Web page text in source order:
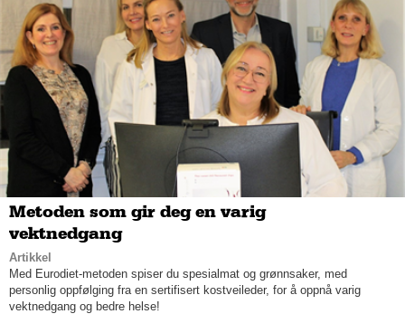
Metoden som gir deg en varig
vektnedgang
Artikkel
Med Eurodiet-metoden spiser du spesialmat og grønnsaker, med
personlig oppfølging fra en sertifisert kostveileder, for å oppnå varig
vektnedgang og bedre helse!